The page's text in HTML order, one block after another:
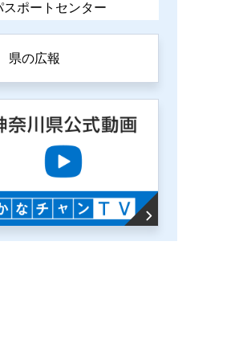
スポートセンター
県の広報